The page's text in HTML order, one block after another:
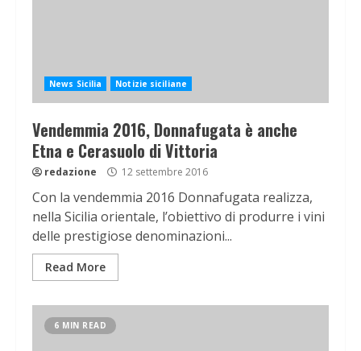
News Sicilia Notizie siciliane
Vendemmia 2016, Donnafugata è anche
Etna e Cerasuolo di Vittoria
redazione 12 settembre 2016
Con la vendemmia 2016 Donnafugata realizza,
nella Sicilia orientale, l’obiettivo di produrre i vini
delle prestigiose denominazioni...
Read More
6 MIN READ